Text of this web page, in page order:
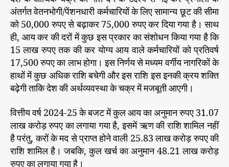
अंतर्गत वेतनभोगी/पेंशनधारी कर्मचारियों के लिए सामान्य छूट की सीमा
को 50,000 रुपए से बढ़ाकर 75,000 रुपए कर दिया गया है। साथ
ही, आय कर की दरों में कुछ इस प्रकार का संशोधन किया गया है कि
15 लाख रुपए तक की कर योग्य आय वाले कर्मचारियों को प्रतिवर्ष
17,500 रुपए का लाभ होगा। इस निर्णय से मध्यम वर्गीय नागरिकों के
हाथों में कुछ अधिक राशि बचेगी और इस राशि इस इनकी क्रय शक्ति
बढ़ेगी ताकि देश की अर्थव्यवस्था के चक्र में मजबूती आएगी।
वित्तीय वर्ष 2024-25 के बजट में कुल आय का अनुमान रुपए 31.07
लाख करोड़ रुपए का लगाया गया है, इसमें ऋण की राशि शामिल नहीं
है परंतु, करों के मद से प्राप्त होने वाली 25.83 लाख करोड़ रुपए की
राशि शामिल है। जबकि, कुल खर्च का अनुमान 48.21 लाख करोड़
रुपए का लगाया गया है।